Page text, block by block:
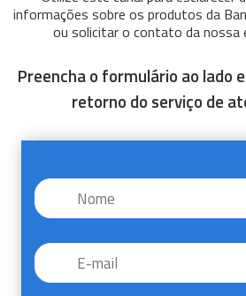
informações sobre os produtos da
ou solicitar o contato da nossa
Preencha o formulário ao lado
retorno do serviço de
Nome *
E-
mail